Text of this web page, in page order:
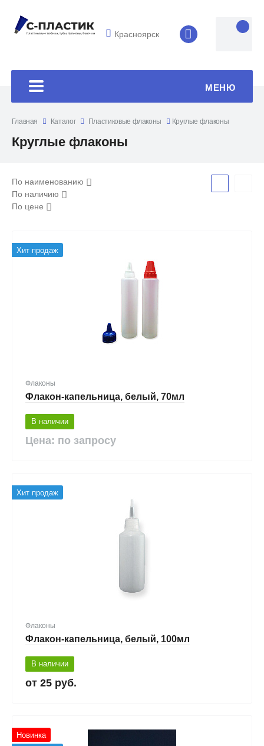
Красноярск 8 (4852) 33-
МЕНЮ
Главная Каталог Пластиковые флаконы Круглые флаконы
Круглые флаконы
По наименованию
По наличию
По цене
Хит продаж
Флаконы
Флакон-капельница, белый, 70мл
В наличии
Цена: по запросу
Хит продаж
Флаконы
Флакон-капельница, белый, 100мл
В наличии
25 руб.
Новинка